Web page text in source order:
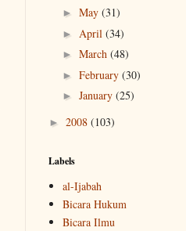
► May (31)
► April (34)
► March (48)
► February (30)
► January (25)
► 2008 (103)
Labels
al-Ijabah
Bicara Hukum
Bicara Ilmu